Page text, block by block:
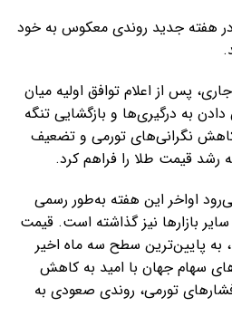
در هفته جدید روندی معکوس به خود
پس از اعلام توافق اولیه میان
به درگیری‌ها و بازگشایی تنگه
کاهش نگرانی‌های تورمی و تضعیف
رشد قیمت طلا را فراهم کرد.
اواخر این هفته به‌طور رسمی
بازارها نیز گذاشته است. قیمت
به پایین‌ترین سطح سه ماه اخیر
سهام جهان با امید به کاهش
تورمی، روندی صعودی به